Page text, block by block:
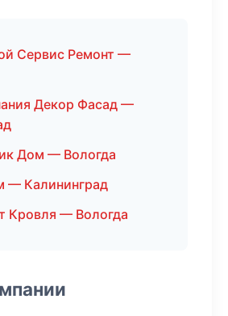
Сервис Ремонт —
Декор Фасад —
Дом — Вологда
— Калининград
Кровля — Вологда